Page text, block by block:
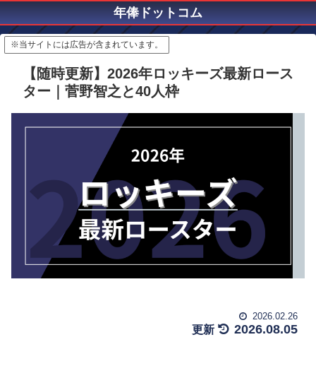
年俸ドットコム
※当サイトには広告が含まれています。
【随時更新】2026年ロッキーズ最新ロース
ター｜菅野智之と40人枠
2026.02.26
2026.08.05